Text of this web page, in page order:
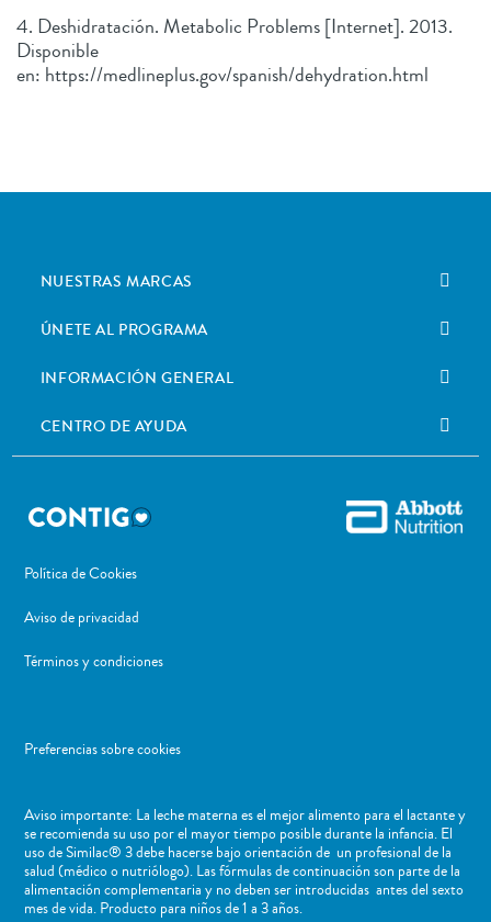
4. Deshidratación. Metabolic Problems [Internet]. 2013.
Disponible
en: https://medlineplus.gov/spanish/dehydration.html
NUESTRAS MARCAS
ÚNETE AL PROGRAMA
INFORMACIÓN GENERAL
CENTRO DE AYUDA
Política de Cookies
Aviso de privacidad
Términos y condiciones
Preferencias sobre cookies
Aviso importante: La leche materna es el mejor alimento para el lactante y
se recomienda su uso por el mayor tiempo posible durante la infancia. El
uso de Similac® 3 debe hacerse bajo orientación de un profesional de la
salud (médico o nutriólogo). Las fórmulas de continuación son parte de la
alimentación complementaria y no deben ser introducidas antes del sexto
mes de vida. Producto para niños de 1 a 3 años.